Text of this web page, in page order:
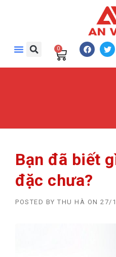
0
Bạn đã biết
đặc chưa?
POSTED BY THU HÀ ON 27/